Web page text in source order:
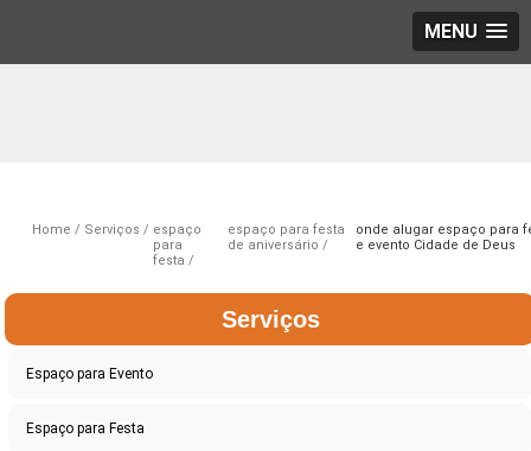
MENU
Home Serviços
espaço
para
festa
espaço para festa
de aniversário
onde alugar espaço para
e evento Cidade de Deus
Serviços
Espaço para Evento
Espaço para Festa